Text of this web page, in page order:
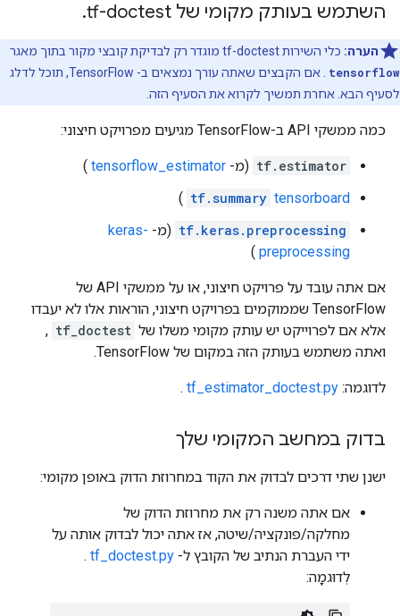
השתמש בעותק מקומי של tf-doctest .
הערה: כלי השירות tf-doctest מוגדר רק לבדיקת קובצי מקור בתוך מאגר
tensorflow
. אם הקבצים שאתה עורך נמצאים ב- TensorFlow, תוכל לדלג
לסעיף הבא. אחרת תמשיך לקרוא את הסעיף הזה.
כמה ממשקי API ב-TensorFlow מגיעים מפרויקט חיצוני:
tf.estimator (מ- tensorflow_estimator
)
tf.summary tensorboard
)
tf.keras.preprocessing (מ- keras-
preprocessing
)
אם אתה עובד על פרויקט חיצוני, או על ממשקי API של
TensorFlow שממוקמים בפרויקט חיצוני, הוראות אלו לא יעבדו
אלא אם לפרוייקט יש עותק מקומי משלו של tf_doctest
,
ואתה משתמש בעותק הזה במקום של TensorFlow.
לדוגמה: tf_estimator_doctest.py
.
בדוק במחשב המקומי שלך
ישנן שתי דרכים לבדוק את הקוד במחרוזת הדוק באופן מקומי:
אם אתה משנה רק את מחרוזת הדוק של
מחלקה/פונקציה/שיטה, אז אתה יכול לבדוק אותה על
ידי העברת הנתיב של הקובץ ל- tf_doctest.py
.
לְדוּגמָה: